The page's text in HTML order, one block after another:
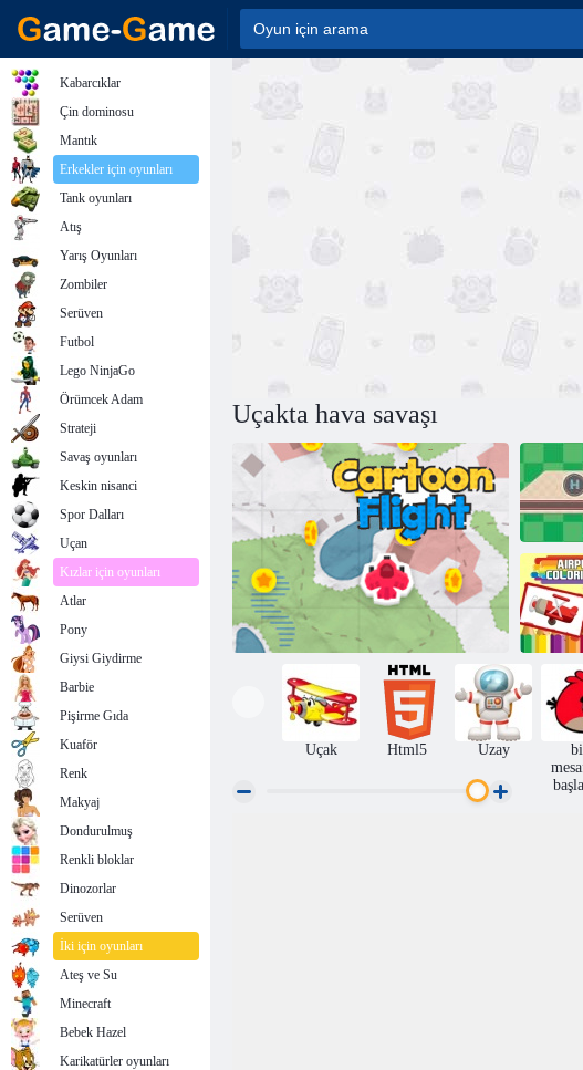
Uçakta hava savaşı
Uçak Html5 Uzay
Kabarcıklar
Çin dominosu
Mantık
Erkekler için oyunları
Tank oyunları
Atış
Yarış Oyunları
Zombiler
Serüven
Futbol
Lego NinjaGo
Örümcek Adam
Strateji
Savaş oyunları
Keskin nisanci
Spor Dalları
Uçan
Kızlar için oyunları
Atlar
Pony
Giysi Giydirme
Barbie
Pişirme Gıda
Kuaför
Renk
Makyaj
Dondurulmuş
Renkli bloklar
Dinozorlar
Serüven
İki için oyunları
Ateş ve Su
Minecraft
Bebek Hazel
Karikatürler oyunları